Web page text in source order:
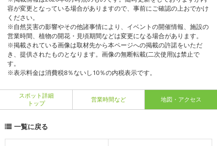
容が変更となっている場合がありますので、事前にご確認の上おでかけ
ください。
※自然災害の影響やその他諸事情により、イベントの開催情報、施設の
営業時間、植物の開花・見頃期間などは変更になる場合があります。
※掲載されている画像は取材先から本ページへの掲載の許諾をいただ
き、提供されたものとなります。画像の無断転載(二次使用)は禁止で
す。
※表示料金は消費税8％ないし10％の内税表示です。
スポット詳細
トップ
営業時間など 地図・アクセス
一覧に戻る